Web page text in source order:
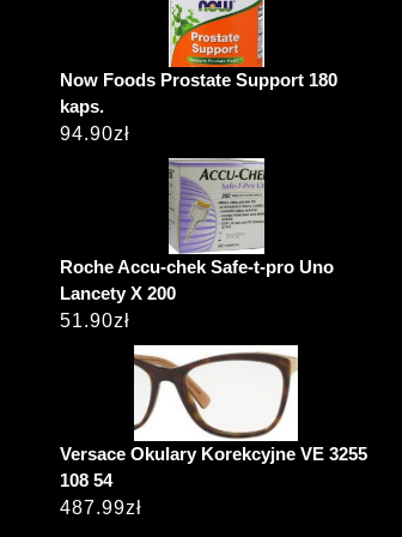
Now Foods Prostate Support 180
kaps.
94.90zł
Roche Accu-chek Safe-t-pro Uno
Lancety X 200
51.90zł
Versace Okulary Korekcyjne VE 3255
108 54
487.99zł